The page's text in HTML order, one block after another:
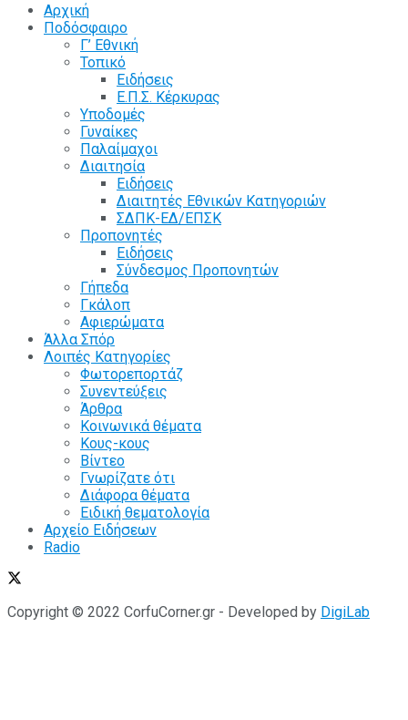
Αρχική
Ποδόσφαιρο
Γ’ Εθνική
Τοπικό
Ειδήσεις
Ε.Π.Σ. Κέρκυρας
Υποδομές
Γυναίκες
Παλαίμαχοι
Διαιτησία
Ειδήσεις
Διαιτητές Εθνικών Κατηγοριών
ΣΔΠΚ-ΕΔ/ΕΠΣΚ
Προπονητές
Ειδήσεις
Σύνδεσμος Προπονητών
Γήπεδα
Γκάλοπ
Αφιερώματα
Άλλα Σπόρ
Λοιπές Κατηγορίες
Φωτορεπορτάζ
Συνεντεύξεις
Άρθρα
Κοινωνικά θέματα
Κους-κους
Βίντεο
Γνωρίζατε ότι
Διάφορα θέματα
Ειδική θεματολογία
Αρχείο Ειδήσεων
Radio
Copyright © 2022 CorfuCorner.gr - Developed by DigiLab